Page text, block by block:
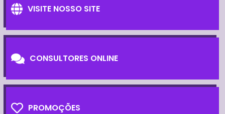
VISITE NOSSO SITE
CONSULTORES ONLINE
PROMOÇÕES